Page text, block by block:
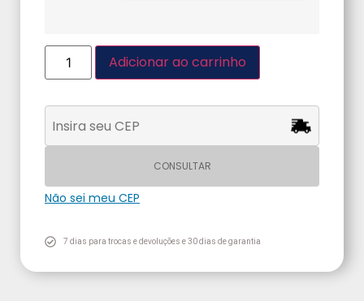
Adicionar ao carrinho
CONSULTAR
Não sei meu CEP
7 dias para trocas e devoluções e 30 dias de garantia